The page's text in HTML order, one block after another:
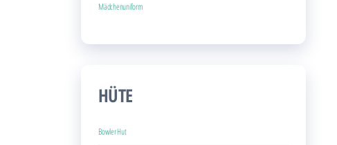
Mädchenuniform
HÜTE
Bowler Hut